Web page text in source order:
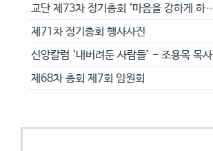
교단 제73차 정기총회 ‘마음을 강하게 하고 극히 담대히 하라’
제71차 정기총회 행사사진
신앙칼럼 ‘내버려둔 사람들’ - 조용목 목사
제68차 총회 제7회 임원회